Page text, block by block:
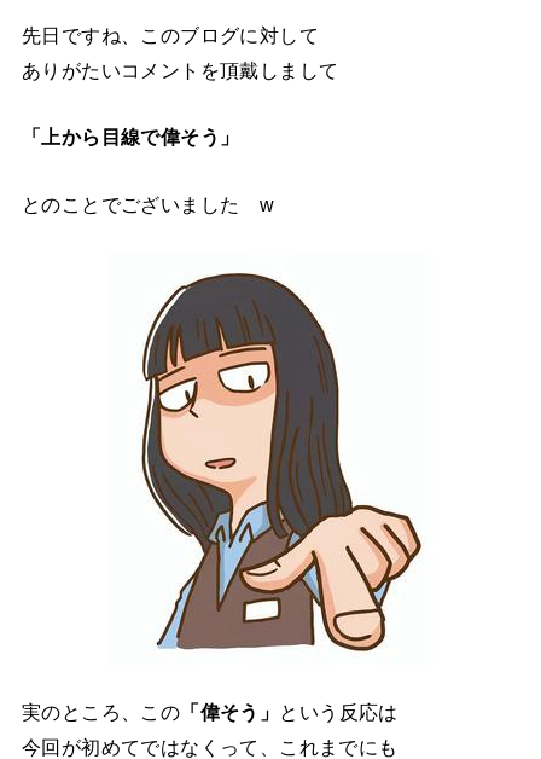
先日ですね、このブログに対して
ありがたいコメントを頂戴しまして
「上から目線で偉そう」
とのことでございました w
実のところ、この 「偉そう」
という反応は
今回が初めてではなくって、これまでにも